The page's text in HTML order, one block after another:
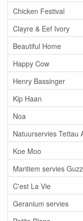
Chicken Festival
Clayre & Eef Ivory
Beautiful Home
Happy Cow
Henry Bassinger
Kip Haan
Noa
Natuurservies Tettau
Koe Moo
Maritiem servies
C'est La Vie
Geranium servies